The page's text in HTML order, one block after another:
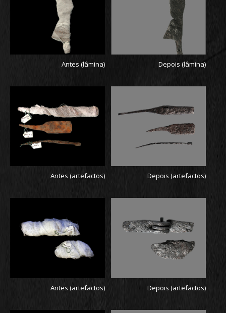
Antes (lâmina) Depois (lâmina)
Antes (artefactos) Depois (artefactos)
Antes (artefactos) Depois (artefactos)